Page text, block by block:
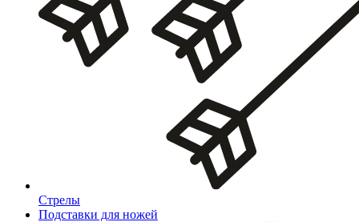
Стрелы
Подставки для ножей